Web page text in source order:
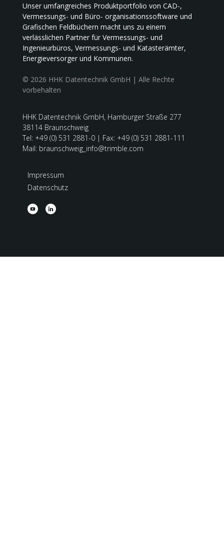
Unser umfangreiches Produktportfolio von CAD-,
Vermessungs- und Büro- organisationssoftware und
Grafischen Feldbüchern macht uns zu einem
verlässlichen Partner für Vermessungs- und
Ingenieurbüros, Vermessungs- und Katasterämter,
Energieversorger und Kommunen.
© 2026 HHK Datentechnik GmbH | Alle Rechte
vorbehalten
HHK Datentechnik GmbH, Hamburger Straße 277
38114 Braunschweig
Tel: +49 (0) 531 2881-0 | Fax: +49 (0) 531 2881-111
Mail: braunschweig_info@trimble.com
Impressum
Datenschutz